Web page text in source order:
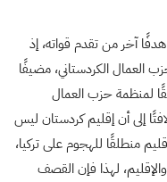
آخر من تقدم قواته، إذ
العمال الكردستاني، مضيفًا
لمنظمة حزب العمال
إلى أن إقليم كردستان ليس
منطلقًا للهجوم على تركيا،
لهذا فإن القصف